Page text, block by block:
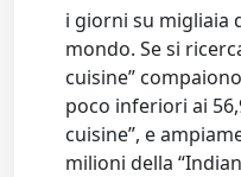
i giorni su migliaia
mondo. Se si
cuisine”
poco inferiori ai
cuisine”, e
milioni della